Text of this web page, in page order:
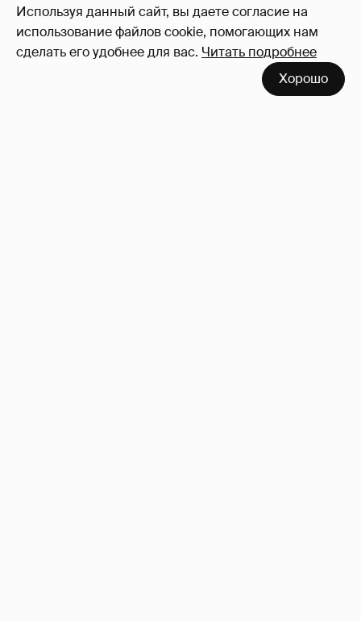
Используя данный сайт, вы даете согласие на
использование файлов cookie, помогающих нам
сделать его удобнее для вас. Читать подробнее
Хорошо